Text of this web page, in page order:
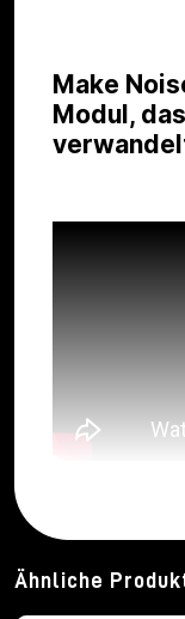
Make
Modul,
In der Welt der
Gestural Time
Ähnliche